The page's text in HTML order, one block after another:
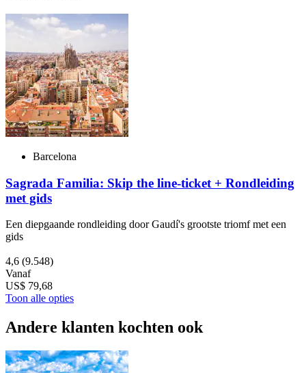
Barcelona
Sagrada Familia: Skip the line-ticket + Rondleiding
met gids
Een diepgaande rondleiding door Gaudí's grootste triomf met een
gids
4,6 (9.548)
Vanaf
US$ 79,68
Toon alle opties
Andere klanten kochten ook